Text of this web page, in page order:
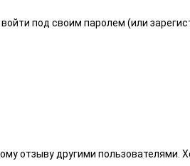
под своим паролем (или
отзыву другими пользователями.